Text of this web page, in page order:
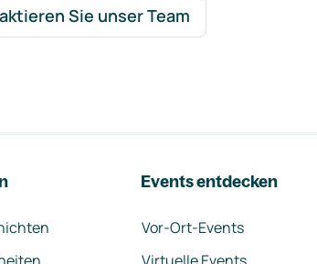
Sie unser Team
Events entdecken
Vor-Ort-Events